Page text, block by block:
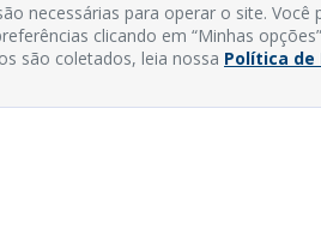
necessárias para operar o site.
clicando em “Minhas
são coletados, leia nossa Política de